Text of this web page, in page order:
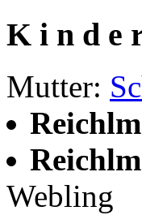
K i n d e
Mutter:
Webling